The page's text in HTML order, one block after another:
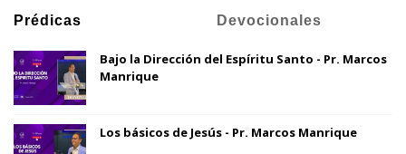
Prédicas Devocionales
Bajo la Dirección del Espíritu Santo - Pr. Marcos
Manrique
Los básicos de Jesús - Pr. Marcos Manrique